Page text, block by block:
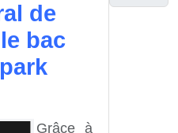
de
bac
Grâce à